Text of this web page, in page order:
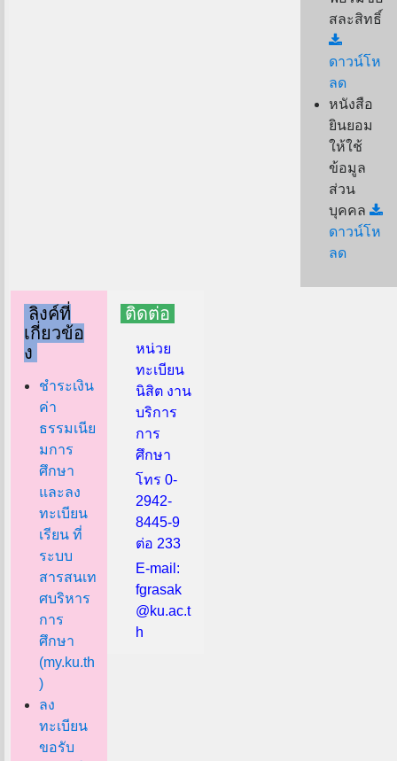
สละสิทธิ์
ดาวน์โห
ลด
หนังสือ
ยินยอม
ให้ใช้
ข้อมูล
ส่วน
บุคคล
ดาวน์โห
ลด
ลิงค์ที่
เกี่ยวข้อ
ง
ชำระเงิน
ค่า
ธรรมเนีย
มการ
ศึกษา
และลง
ทะเบียน
เรียน ที่
ระบบ
สารสนเท
ศบริหาร
การ
ศึกษา
(my.ku.th
)
ลง
ทะเบียน
ขอรับ
ติดต่อ
หน่วย
ทะเบียน
นิสิต งาน
บริการ
การ
ศึกษา
โทร 0-
2942-
8445-9
ต่อ 233
E-mail:
fgrasak
@ku.ac.t
h